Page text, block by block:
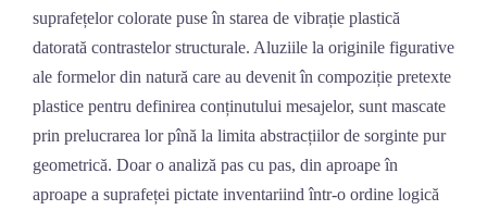
suprafețelor colorate puse în starea de vibrație plastică
datorată contrastelor structurale. Aluziile la originile figurative
ale formelor din natură care au devenit în compoziție pretexte
plastice pentru definirea conținutului mesajelor, sunt mascate
prin prelucrarea lor pînă la limita abstracțiilor de sorginte pur
geometrică. Doar o analiză pas cu pas, din aproape în
aproape a suprafeței pictate inventariind într-o ordine logică